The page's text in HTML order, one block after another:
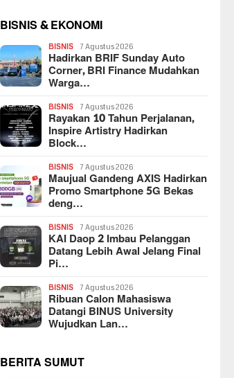
BISNIS & EKONOMI
BISNIS 7 Agustus 2026
Hadirkan BRIF Sunday Auto
Corner, BRI Finance Mudahkan
Warga…
BISNIS 7 Agustus 2026
Rayakan 10 Tahun Perjalanan,
Inspire Artistry Hadirkan
Block…
BISNIS 7 Agustus 2026
Maujual Gandeng AXIS Hadirkan
Promo Smartphone 5G Bekas
deng…
BISNIS 7 Agustus 2026
KAI Daop 2 Imbau Pelanggan
Datang Lebih Awal Jelang Final
Pi…
BISNIS 7 Agustus 2026
Ribuan Calon Mahasiswa
Datangi BINUS University
Wujudkan Lan…
BERITA SUMUT